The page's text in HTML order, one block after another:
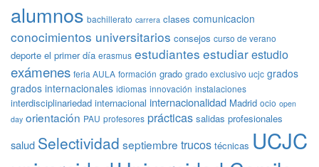
alumnos bachillerato carrera clases comunicacion
conocimientos universitarios consejos curso de verano
deporte el primer día erasmus estudiantes estudiarestudio
exámenes feria AULA formación grado grado exclusivo ucjc grados
grados internacionales idiomas innovación instalaciones
interdisciplinariedad internacional internacionalidad Madrid ocio open
day orientación PAU profesores prácticas salidas profesionales
salud Selectividad septiembre trucos técnicas UCJC